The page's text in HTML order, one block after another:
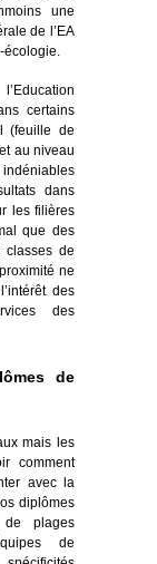
une
de l’EA
écologie.
certains
(feuille de
au niveau
dans
les filières
que des
classes de
ne
des
des
de
mais les
comment
avec la
diplômes
de plages
de